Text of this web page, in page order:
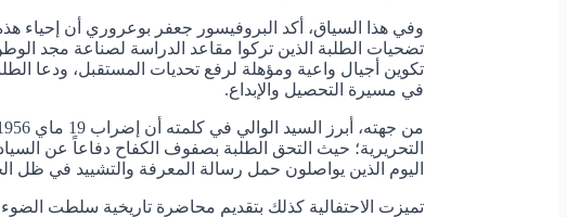
وفي هذا السياق، أكد البروفيسور جعفر بوعروري أن إحياء
تضحيات الطلبة الذين تركوا مقاعد الدراسة لصناعة مجد
تكوين أجيال واعية ومؤهلة لرفع تحديات المستقبل، ودعا
في مسيرة التحصيل والإبداع.
التحريرية؛ حيث التحق الطلبة بصفوف الكفاح دفاعاً عن
اليوم الذين يواصلون حمل رسالة المعرفة والتشييد في ظل
تميزت الاحتفالية كذلك بتقديم محاضرة تاريخية سلطت الضوء